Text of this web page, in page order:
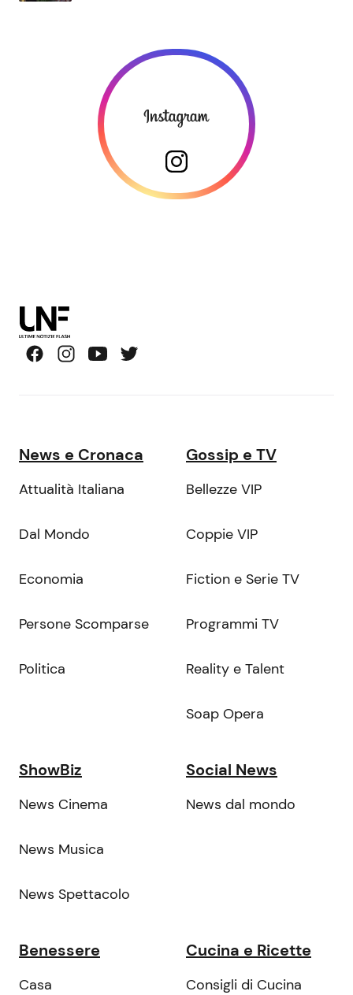
News e Cronaca
Attualità Italiana
Dal Mondo
Economia
Persone Scomparse
Politica
Gossip e TV
Bellezze VIP
Coppie VIP
Fiction e Serie TV
Programmi TV
Reality e Talent
Soap Opera
ShowBiz
News Cinema
News Musica
News Spettacolo
Social News
News dal mondo
Benessere
Casa
Cucina e Ricette
Consigli di Cucina